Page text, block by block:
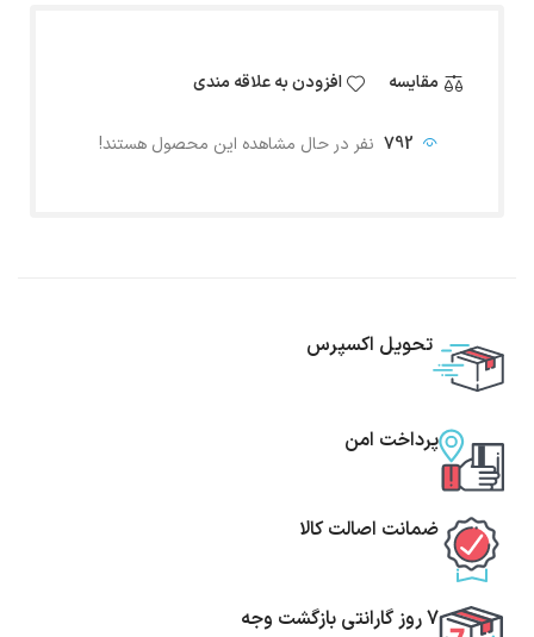
مقایسه افزودن به علاقه مندی
792 نفر در حال مشاهده این محصول هستند!
تحویل اکسپرس
پرداخت امن
ضمانت اصالت کالا
7 روز گارانتی بازگشت وجه